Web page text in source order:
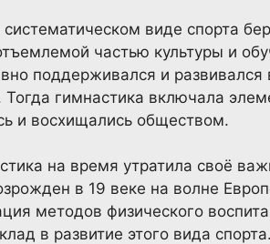
виде спорта
частью культуры и
поддерживался и
гимнастика включала
и восхищались обществом.
на время утратила своё
в 19 веке на волне
методов физического
в развитие этого вида